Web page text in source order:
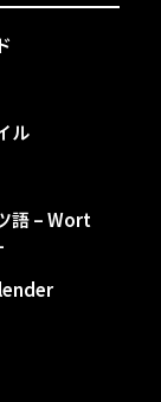
ル
語 – Wort